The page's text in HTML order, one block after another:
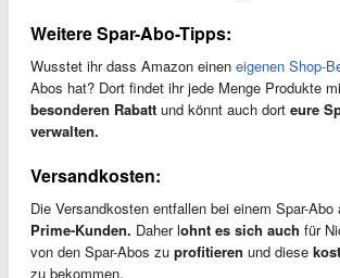
Weitere Spar-Abo-Tipps:
Wusstet ihr dass Amazon einen eigenen Shop-
Abos hat? Dort findet ihr jede Menge Produkte
besonderen Rabatt und könnt auch dort eure
verwalten.
Versandkosten:
Die Versandkosten entfallen bei einem Spar-Abo
Prime-Kunden. Daher lohnt es sich auch für
von den Spar-Abos zu profitieren und diese
zu bekommen.